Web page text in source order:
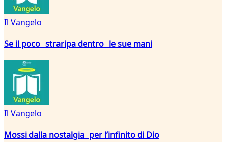
Il Vangelo
Se il poco straripa dentro le sue mani
Il Vangelo
Mossi dalla nostalgia per l’infinito di Dio